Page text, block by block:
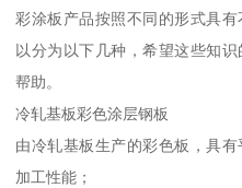
彩涂板产品按照不同的形式具
以分为以下几种，希望这些知
帮助。
冷轧基板彩色涂层钢板
由冷轧基板生产的彩色板，具
加工性能；